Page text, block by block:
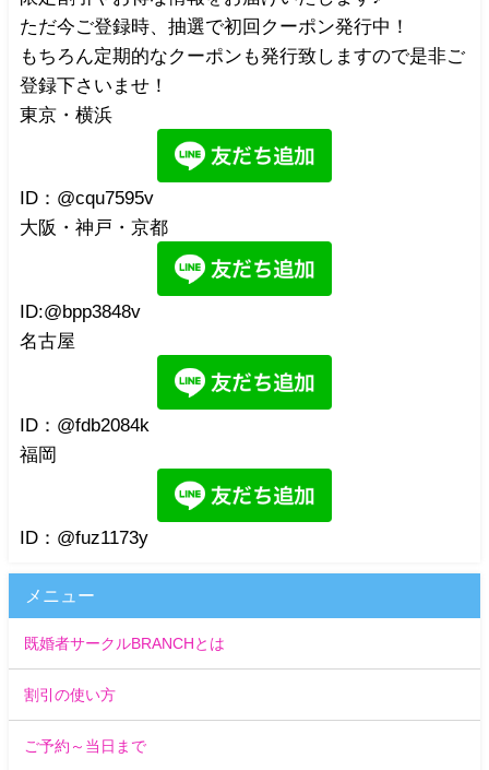
ただ今ご登録時、抽選で初回クーポン発行中！
もちろん定期的なクーポンも発行致しますので是非ご
登録下さいませ！
東京・横浜
ID：@cqu7595v
大阪・神戸・京都
ID:@bpp3848v
名古屋
ID：@fdb2084k
福岡
ID：@fuz1173y
メニュー
既婚者サークルBRANCHとは
割引の使い方
ご予約～当日まで